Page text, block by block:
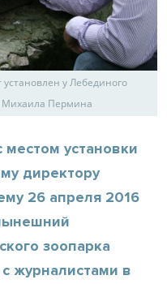
у Лебединого
Михаила Пермина
установки
директору
26 апреля 2016
зоопарка
журналистами в